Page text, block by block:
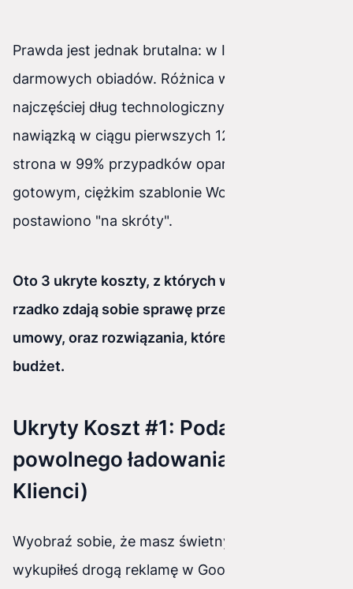
Prawda jest jednak brutalna: w IT nie ma
darmowych obiadów. Różnica w cenie to
najczęściej dług technologiczny, który spłacisz z
nawiązką w ciągu pierwszych 12 miesięcy. Tania
strona w 99% przypadków oparta jest na
gotowym, ciężkim szablonie WordPressa, który
postawiono "na skróty".
Oto 3 ukryte koszty, z których właściciele firm
rzadko zdają sobie sprawę przed
umowy, oraz rozwiązania, które uchronią Twój
budżet.
Ukryty Koszt #1: Podatek od
powolnego ładowania (Utraceni
Klienci)
Wyobraź sobie, że masz świetny produkt,
wykupiłeś drogą reklamę w Google lub na